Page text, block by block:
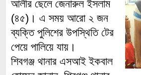
আলীর ছেলে জেনারুল ইসলাম
(৪৫)। এ সময় আরো ২ জন
ব্যক্তি পুলিশের উপস্থিতি টের
পেয়ে পালিয়ে যায়।
শিবগঞ্জ থানার এসআই ইকবাল